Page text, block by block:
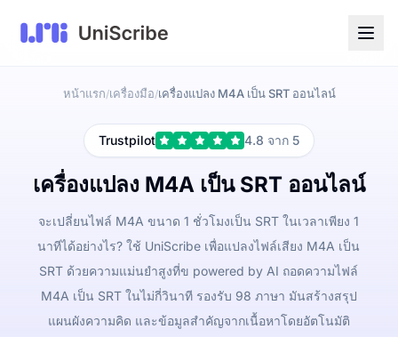
หน้าแรก/เครื่องมือ/เครื่องแปลง M4A เป็น SRT ออนไลน์
Trustpilot 4.8 จาก 5
เครื่องแปลง M4A เป็น SRT ออนไลน์
จะเปลี่ยนไฟล์ M4A ขนาด 1 ชั่วโมงเป็น SRT ในเวลาเพียง 1
นาทีได้อย่างไร? ใช้ UniScribe เพื่อแปลงไฟล์เสียง M4A เป็น
SRT ด้วยความแม่นยำสูงที่ข powered by AI ถอดความไฟล์
M4A เป็น SRT ในไม่กี่วินาที รองรับ 98 ภาษา มันสร้างสรุป
แผนผังความคิด และข้อมูลสำคัญจากเนื้อหาโดยอัตโนมัติ